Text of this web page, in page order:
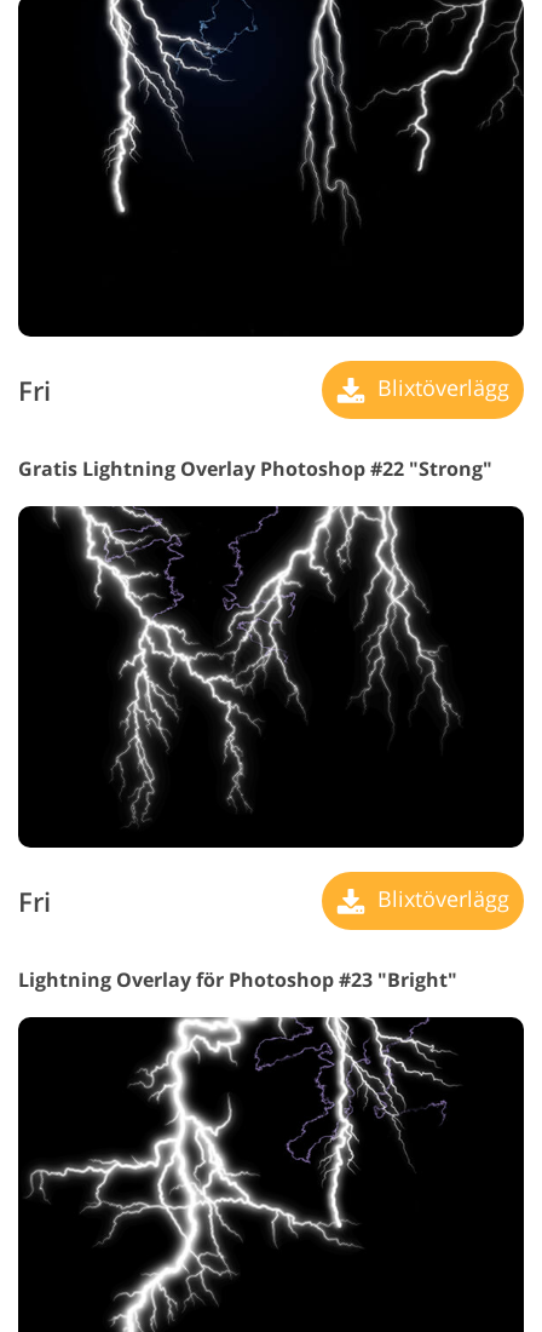
Fri Blixtöverlägg
Gratis Lightning Overlay Photoshop #22 "Strong"
Fri Blixtöverlägg
Lightning Overlay för Photoshop #23 "Bright"